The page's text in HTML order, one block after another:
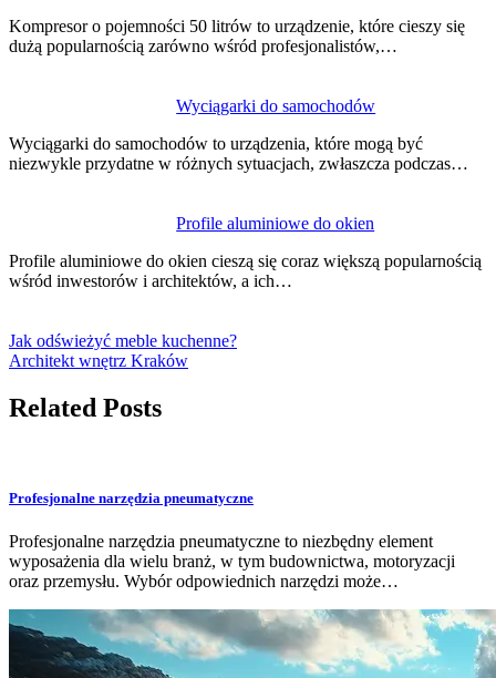
Kompresor o pojemności 50 litrów to urządzenie, które cieszy się
dużą popularnością zarówno wśród profesjonalistów,…
Wyciągarki do samochodów
Wyciągarki do samochodów to urządzenia, które mogą być
niezwykle przydatne w różnych sytuacjach, zwłaszcza podczas…
Profile aluminiowe do okien
Profile aluminiowe do okien cieszą się coraz większą popularnością
wśród inwestorów i architektów, a ich…
Jak odświeżyć meble kuchenne?
Architekt wnętrz Kraków
Related Posts
Profesjonalne narzędzia pneumatyczne
Profesjonalne narzędzia pneumatyczne to niezbędny element
wyposażenia dla wielu branż, w tym budownictwa, motoryzacji
oraz przemysłu. Wybór odpowiednich narzędzi może…